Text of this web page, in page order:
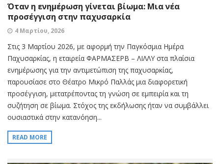
Όταν η ενημέρωση γίνεται βίωμα: Μια νέα
προσέγγιση στην παχυσαρκία
4 Μαρτίου, 2026
Στις 3 Μαρτίου 2026, με αφορμή την Παγκόσμια Ημέρα
Παχυσαρκίας, η εταιρεία ΦΑΡΜΑΣΕΡΒ – ΛΙΛΛΥ στα πλαίσια
ενημέρωσης για την αντιμετώπιση της παχυσαρκίας,
παρουσίασε στο Θέατρο Μικρό Παλλάς μια διαφορετική
προσέγγιση, μετατρέποντας τη γνώση σε εμπειρία και τη
συζήτηση σε βίωμα. Στόχος της εκδήλωσης ήταν να συμβάλλει
ουσιαστικά στην κατανόηση...
READ MORE